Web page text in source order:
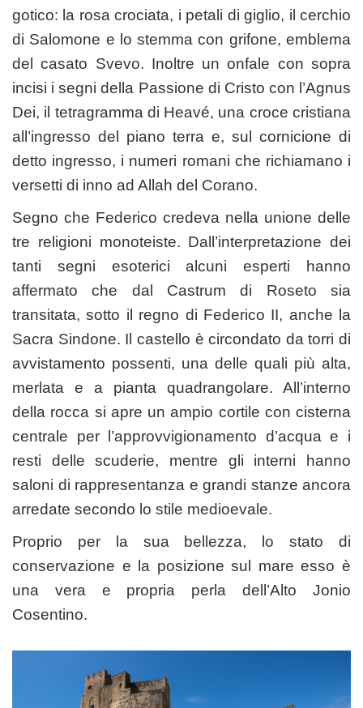
gotico: la rosa crociata, i petali di giglio, il cerchio
di Salomone e lo stemma con grifone, emblema
del casato Svevo. Inoltre un onfale con sopra
incisi i segni della Passione di Cristo con l’Agnus
Dei, il tetragramma di Heavé, una croce cristiana
all’ingresso del piano terra e, sul cornicione di
detto ingresso, i numeri romani che richiamano i
versetti di inno ad Allah del Corano.
Segno che Federico credeva nella unione delle
tre religioni monoteiste. Dall’interpretazione dei
tanti segni esoterici alcuni esperti hanno
affermato che dal Castrum di Roseto sia
transitata, sotto il regno di Federico II, anche la
Sacra Sindone. Il castello è circondato da torri di
avvistamento possenti, una delle quali più alta,
merlata e a pianta quadrangolare. All’interno
della rocca si apre un ampio cortile con cisterna
centrale per l’approvvigionamento d’acqua e i
resti delle scuderie, mentre gli interni hanno
saloni di rappresentanza e grandi stanze ancora
arredate secondo lo stile medioevale.
Proprio per la sua bellezza, lo stato di
conservazione e la posizione sul mare esso è
una vera e propria perla dell’Alto Jonio
Cosentino.